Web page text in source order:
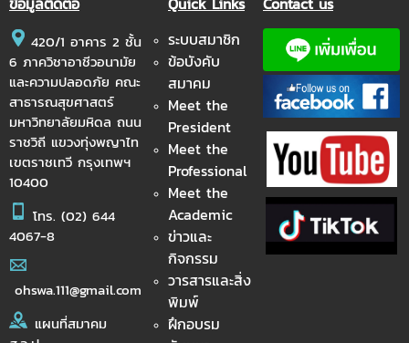
420/1 อาคาร 2 ชั้น
6 ภาควิชาอาชีวอนามัย
และความปลอดภัย คณะ
สาธารณสุขศาสตร์
มหาวิทยาลัยมหิดล ถนน
ราชวิถี แขวงทุ่งพญาไท
เขตราชเทวี กรุงเทพฯ
10400
โทร. (02) 644
4067-8
ohswa.111@gmail.com
แผนที่สมาคม
ระบบสมาชิก
ข้อบังคับ
สมาคม
Meet the
President
Meet the
Professional
Meet the
Academic
ข่าวและ
กิจกรรม
วารสารและสิ่ง
พิมพ์
ฝึกอบรม